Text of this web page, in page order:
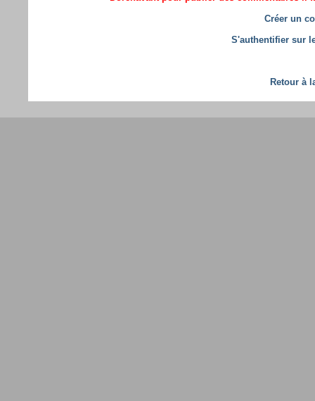
Créer un
S'authentifier sur
Retour à